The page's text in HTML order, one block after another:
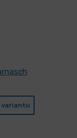
variantu